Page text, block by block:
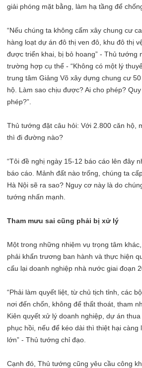
giải phóng mặt bằng, làm hạ tầng để
“Nếu chúng ta không cấm xây chung cư
hàng loạt dự án đô thị ven đô, khu đô thị
được triển khai, bị bỏ hoang” - Thủ tướng
trường hợp cụ thể - “Không có một lý
trung tâm Giảng Võ xây dựng chung cư
hộ. Làm sao chịu được? Ai cho phép?
phép?”.
Thủ tướng đặt câu hỏi: Với 2.800 căn hộ,
thì đi đường nào?
“Tôi đề nghị ngày 15-12 báo cáo lên đây
báo cáo. Mảnh đất nào trống, chúng ta
Hà Nội sẽ ra sao? Nguy cơ này là do
tướng nhấn mạnh.
Tham mưu sai cũng phải bị xử lý
Một trong những nhiệm vụ trọng tâm
phải khẩn trương ban hành và thực hiện
cấu lại doanh nghiệp nhà nước giai đoạn
“Phải làm quyết liệt, từ chủ tịch tỉnh, các
nơi đến chốn, không để thất thoát, tham
Kiên quyết xử lý doanh nghiệp, dự án
phục hồi, nếu để kéo dài thì thiệt hại càng
lớn” - Thủ tướng chỉ đạo.
Cạnh đó, Thủ tướng cũng yêu cầu công